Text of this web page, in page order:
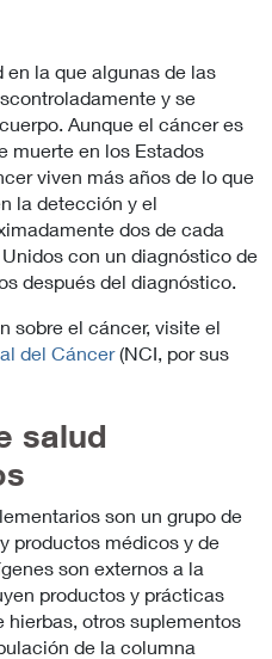
la que algunas de las
y se
Aunque el cáncer es
muerte en los Estados
viven más años de lo que
la detección y el
dos de cada
con un diagnóstico de
después del diagnóstico.
sobre el cáncer, visite el
del Cáncer (NCI, por sus
salud
son un grupo de
productos médicos y de
son externos a la
productos y prácticas
hierbas, otros suplementos
de la columna